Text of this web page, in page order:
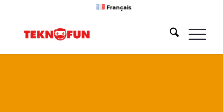
Français